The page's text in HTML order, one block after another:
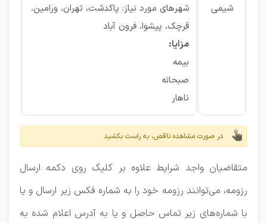
شیمی
شهرهای مورد نیاز: پاکدشت، تهران، ورامین،
قرچک، پیشوا، فرون آباد
مزایا:
بیمه
صبحانه
ناهار
در صورت مشاهده ناقص، به راست بکشید
متقاضیان واجد شرایط علاوه بر کلیک روی دکمه ارسال
رزومه، می‌توانند رزومه خود را به شماره فکس زیر ارسال و یا
با شماره‌های زیر تماس حاصل و یا به آدرس اعلام شده به